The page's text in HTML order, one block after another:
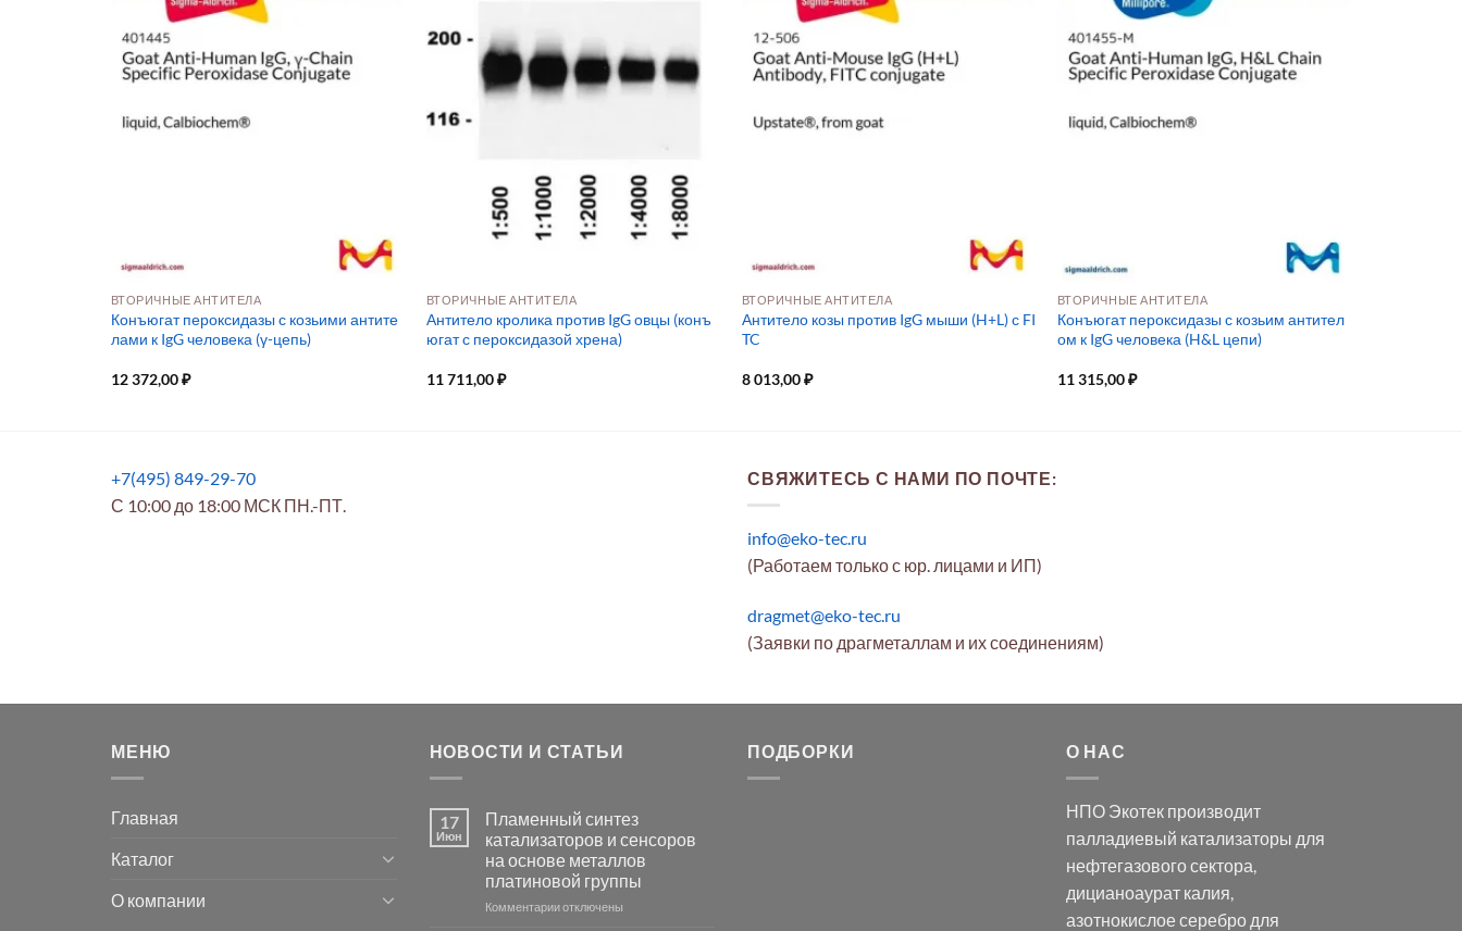
ВТОРИЧНЫЕ АНТИТЕЛА
Конъюгат пероксидазы с козьими антите
лами к IgG человека (γ-цепь)
12 372,00₽
ВТОРИЧНЫЕ АНТИТЕЛА
Антитело кролика против IgG овцы (конъ
югат с пероксидазой хрена)
11 711,00₽
ВТОРИЧНЫЕ АНТИТЕЛА
Антитело козы против IgG мыши (H+L) с FI
TC
8 013,00₽
ВТОРИЧНЫЕ АНТИТЕЛА
Конъюгат пероксидазы с козьим антител
ом к IgG человека (H&L цепи)
11 315,00₽
+7(495) 849-29-70
С 10:00 до 18:00 МСК ПН.-ПТ.
СВЯЖИТЕСЬ С НАМИ ПО ПОЧТЕ:
info@eko-tec.ru
(Работаем только с юр. лицами и ИП)
dragmet@eko-tec.ru
(Заявки по драгметаллам и их соединениям)
МЕНЮ
Главная
Каталог
О компании
НОВОСТИ И СТАТЬИ
17
Июн
Пламенный синтез
катализаторов и сенсоров
на основе металлов
платиновой группы
Комментариикотключены
ПОДБОРКИ О НАС
НПО Экотек производит
палладиевый катализаторы для
нефтегазового сектора,
дицианоаурат калия,
азотнокислое серебродля